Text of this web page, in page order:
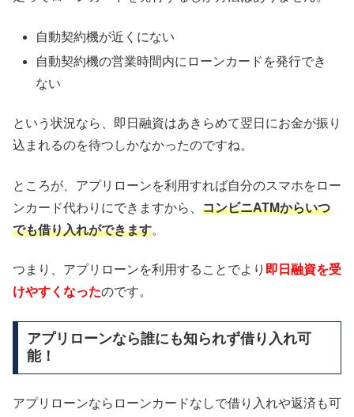
自動契約機が近くにない
自動契約機の営業時間内にローンカードを発行でき
ない
という状況なら、即日融資はあきらめて翌日にお金が振り
込まれるのを待つしかなかったのですね。
ところが、アプリローンを利用すれば自分のスマホをロー
ンカード代わりにできますから、 コンビニATMからいつ
でも借り入れができます。
つまり、アプリローンを利用することでより 即日融資を受
けやすくなったのです。
アプリローンなら誰にも知られず借り入れ可
能！
アプリローンならローンカードなしで借り入れや返済も可